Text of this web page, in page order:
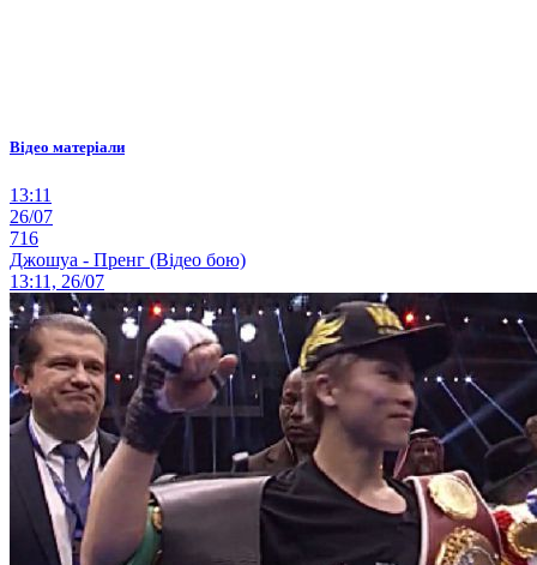
Відео матеріали
13:11
26/07
716
Джошуа - Пренг (Відео бою)
13:11, 26/07